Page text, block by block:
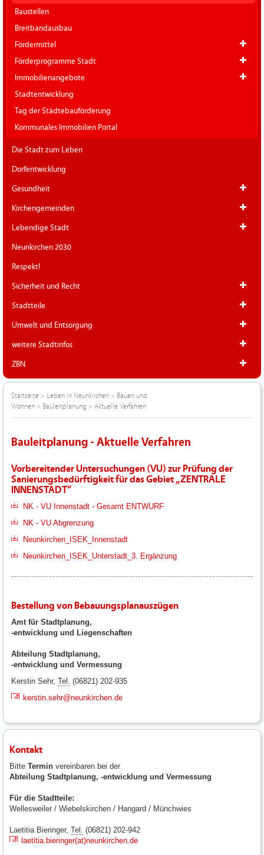
Baustellen
Breitbandausbau
Fördermittel
Förderprogramme Stadt
Immobilienangebote
Stadtentwicklung
Tag der Städtebauförderung
Kommunales Immobilien Portal
Die Stadt zum Leben
Dorfentwicklung
Gesundheit
Kirchengemeinden
Lebendige Stadt
Neunkirchen 2030
Respekt!
Sicherheit und Recht
Stadtteile
Umwelt und Entsorgung
weitere Stadtinfos
ZBN
Startseite > Leben in Neunkirchen > Bauen und
Wohnen > Bauleitplanung > Aktuelle Verfahren
Bauleitplanung - Aktuelle Verfahren
Vorbereitender Untersuchungen (VU) zur Prüfung der
Sanierungsbedürftigkeit für das Gebiet „ZENTRALE
INNENSTADT“
NK - VU Innenstadt - Gesamt ENTWURF
NK - VU Abgrenzung
Neunkirchen_ISEK_Innenstadt
Neunkirchen_ISEK_Unterstadt_3. Ergänzung
Bestellung von Bebauungsplanauszügen
Amt für Stadtplanung,
-entwicklung und Liegenschaften
Abteilung Stadtplanung,
-entwicklung und Vermessung
Kerstin Sehr, Tel. (06821) 202-935
kerstin.sehr@neunkirchen.de
Kontakt
Bitte Termin vereinbaren bei der
Abteilung Stadtplanung, -entwicklung und Vermessung
Für die Stadtteile:
Wellesweiler / Wiebelskirchen / Hangard / Münchwies
Laetitia Bieringer, Tel. (06821) 202-942
laetitia.bieringer(at)neunkirchen.de